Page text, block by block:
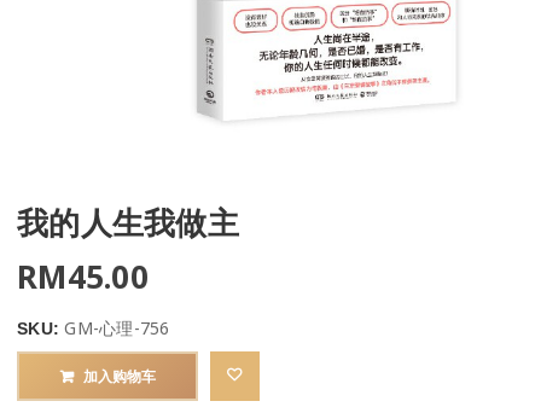
我的人生我做主
RM45.00
SKU:GM-心理-756
加入购物车